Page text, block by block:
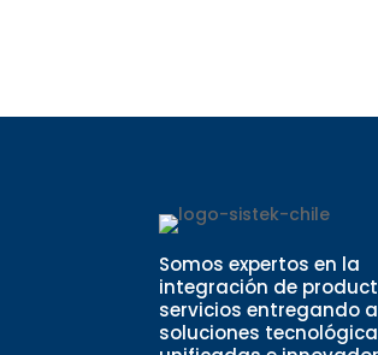
Somos expertos en la
integración de
servicios entregando
soluciones